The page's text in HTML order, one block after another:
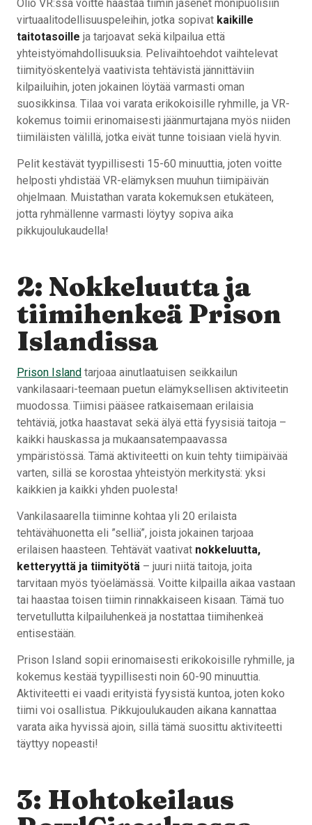
Olio VR:ssä voitte haastaa tiimin jäsenet monipuolisiin
virtuaalitodellisuuspeleihin, jotka sopivat kaikille
taitotasoille ja tarjoavat sekä kilpailua että
yhteistyömahdollisuuksia. Pelivaihtoehdot vaihtelevat
tiimityöskentelyä vaativista tehtävistä jännittäviin
kilpailuihin, joten jokainen löytää varmasti oman
suosikkinsa. Tilaa voi varata erikokoisille ryhmille, ja VR-
kokemus toimii erinomaisesti jäänmurtajana myös niiden
tiimiläisten välillä, jotka eivät tunne toisiaan vielä hyvin.
Pelit kestävät tyypillisesti 15-60 minuuttia, joten voitte
helposti yhdistää VR-elämyksen muuhun tiimipäivän
ohjelmaan. Muistathan varata kokemuksen etukäteen,
jotta ryhmällenne varmasti löytyy sopiva aika
pikkujoulukaudella!
2: Nokkeluutta ja
tiimihenkeä Prison
Islandissa
Prison Island tarjoaa ainutlaatuisen seikkailun
vankilasaari-teemaan puetun elämyksellisen aktiviteetin
muodossa. Tiimisi pääsee ratkaisemaan erilaisia
tehtäviä, jotka haastavat sekä älyä että fyysisiä taitoja –
kaikki hauskassa ja mukaansatempaavassa
ympäristössä. Tämä aktiviteetti on kuin tehty tiimipäivää
varten, sillä se korostaa yhteistyön merkitystä: yksi
kaikkien ja kaikki yhden puolesta!
Vankilasaarella tiiminne kohtaa yli 20 erilaista
tehtävähuonetta eli ”selliä”, joista jokainen tarjoaa
erilaisen haasteen. Tehtävät vaativat nokkeluutta,
ketteryyttä ja tiimityötä – juuri niitä taitoja, joita
tarvitaan myös työelämässä. Voitte kilpailla aikaa vastaan
tai haastaa toisen tiimin rinnakkaiseen kisaan. Tämä tuo
tervetullutta kilpailuhenkeä ja nostattaa tiimihenkeä
entisestään.
Prison Island sopii erinomaisesti erikokoisille ryhmille, ja
kokemus kestää tyypillisesti noin 60-90 minuuttia.
Aktiviteetti ei vaadi erityistä fyysistä kuntoa, joten koko
tiimi voi osallistua. Pikkujoulukauden aikana kannattaa
varata aika hyvissä ajoin, sillä tämä suosittu aktiviteetti
täyttyy nopeasti!
3: Hohtokeilaus